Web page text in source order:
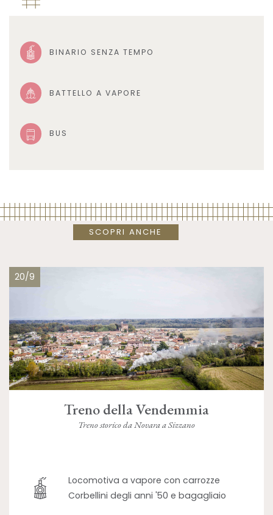
BINARIO SENZA TEMPO
BATTELLO A VAPORE
BUS
SCOPRI ANCHE
20/9
Treno della Vendemmia
Treno storico da Novara a Sizzano
Locomotiva a vapore con carrozze
Corbellini degli anni '50 e bagagliaio